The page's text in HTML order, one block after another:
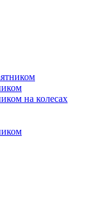
на колесах